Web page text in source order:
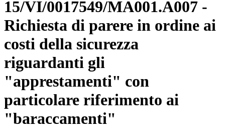
15/VI/0017549/MA001.A007 -
Richiesta di parere in ordine ai
costi della sicurezza
riguardanti gli
"apprestamenti" con
particolare riferimento ai
"baraccamenti"